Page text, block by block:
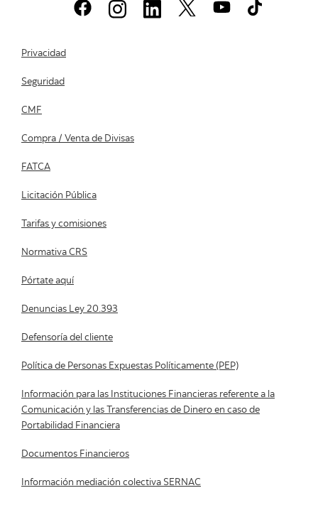
Privacidad
Seguridad
CMF
Compra / Venta de Divisas
FATCA
Licitación Pública
Tarifas y comisiones
Normativa CRS
Pórtate aquí
Denuncias Ley 20.393
Defensoría del cliente
Política de Personas Expuestas Políticamente (PEP)
Información para las Instituciones Financieras referente a la
Comunicación y las Transferencias de Dinero en caso de
Portabilidad Financiera
Documentos Financieros
Información mediación colectiva SERNAC